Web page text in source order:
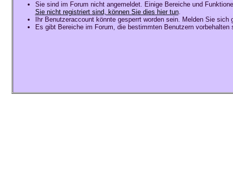
Sie sind im Forum nicht angemeldet. Einige Bereiche und
Sie nicht registriert sind, können Sie dies hier tun.
Ihr Benutzeraccount könnte gesperrt worden sein. Melden Sie
Es gibt Bereiche im Forum, die bestimmten Benutzern